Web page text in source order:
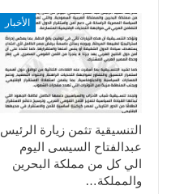
الأخبار
التنسيقية تثمن زيارة الرئيس
عبدالفتاح السيسى اليوم
الي كل من مملكة البحرين
والمملكة…